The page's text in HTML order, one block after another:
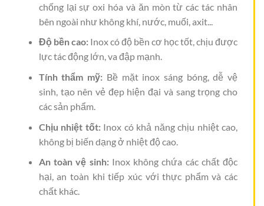
chống lại sự oxi hóa và ăn mòn từ các tác nhân
bên ngoài như không khí, nước, muối, axit...
Độ bền cao:Inox có độ bền cơ học tốt, chịu được
lực tác động lớn, va đập mạnh.
Tính thẩm mỹ: Bề mặt inox sáng bóng, dễ vệ
sinh, tạo nên vẻ đẹp hiện đại và sang trọng cho
các sản phẩm.
Chịu nhiệt tốt:Inox có khả năng chịu nhiệt cao,
không bị biến dạng ở nhiệt độ cao.
An toàn vệ sinh:Inox không chứa các chất độc
hại, an toàn khi tiếp xúc với thực phẩm và các
chất khác.